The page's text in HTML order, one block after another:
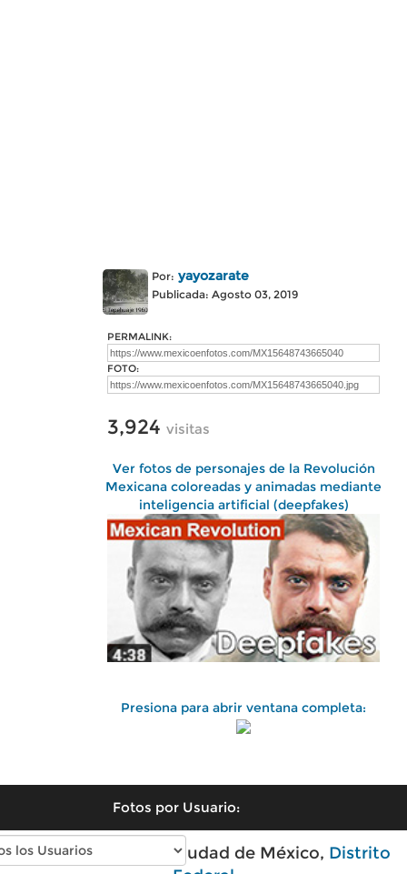
Por: yayozarate
Publicada: Agosto 03, 2019
PERMALINK:
FOTO:
3,924 visitas
Ver fotos de personajes de la Revolución
Mexicana coloreadas y animadas mediante
inteligencia artificial (deepfakes)
Presiona para abrir ventana completa:
Fotos por Usuario:
Fotos antiguas de Ciudad de México, Distrito